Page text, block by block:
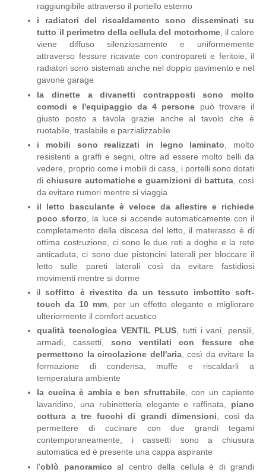
raggiungibile attraverso il portello esterno
i radiatori del riscaldamento sono disseminati su
tutto il perimetro della cellula del motorhome, il calore
viene diffuso silenziosamente e uniformemente
attraverso fessure ricavate con contropareti e feritoie, il
radiatori sono sistemati anche nel doppio pavimento e nel
gavone garage
la dinette a divanetti contrapposti sono molto
comodi e l'equipaggio da 4 persone può trovare il
giusto posto a tavola grazie anche al tavolo che è
ruotabile, traslabile e parzializzabile
i mobili sono realizzati in legno laminato , molto
resistenti a graffi e segni, oltre ad essere molto belli da
vedere, proprio come i mobili di casa, i portelli sono dotati
dichiusure automatiche e guarnizioni di battuta , così
da evitare rumori mentre si viaggia
il letto basculante è veloce da allestire e richiede
poco sforzo , la luce si accende automaticamente con il
completamento della discesa del letto, il materasso è di
ottima costruzione, ci sono le due reti a doghe e la rete
anticaduta, ci sono due pistoncini laterali per bloccare il
letto sulle pareti laterali così da evitare fastidiosi
movimenti mentre si dorme
ilsoffitto è rivestito da un tessuto imbottito soft-
touch da 10 mm, per un effetto elegante e migliorare
ulteriormente il comfort acustico
qualità tecnologica VENTIL PLUS, tutti i vani, pensili,
armadi, cassetti, sono ventilati con fessure che
permettono la circolazione dell'aria, così da evitare la
formazione di condensa, muffe e riscaldarli a
temperatura ambiente
la cucina è ambia e ben sfruttabile, con un capiente
lavandino, una rubinetteria elegante e raffinata, piano
cottura a tre fuochi di grandi dimensioni, così da
permettere di cucinare con due grandi tegami
contemporaneamente, i cassetti sono a chiusura
automatica ed è presente una cappa aspirante
l'oblò panoramico al centro della cellula è di grandi